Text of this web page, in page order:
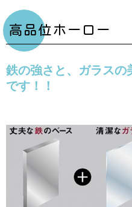
高品位ホーロー
鉄の強さと、ガラスの
です！！